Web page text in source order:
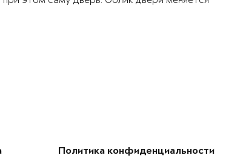
Политика конфиденциальности